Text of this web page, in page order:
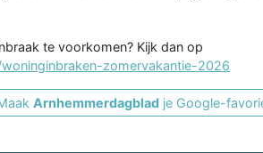
te voorkomen? Kijk dan op
zomervakantie-2026
Arnhemmerdagblad je Google-